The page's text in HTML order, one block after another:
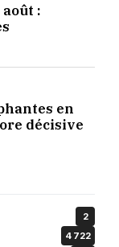
:
en
décisive
2
4 722